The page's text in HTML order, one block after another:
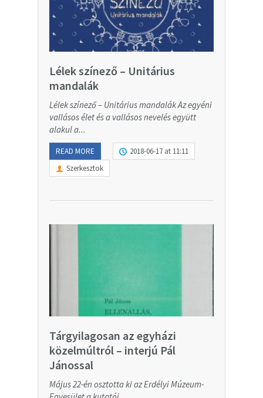
Lélek színező – Unitárius
mandalák
Lélek színező – Unitárius mandalák Az egyéni
vallásos élet és a vallásos nevelés együtt
alakul a...
READ MORE
2018-06-17 at 11:11
Szerkesztok
Tárgyilagosan az egyházi
közelmúltról – interjú Pál
Jánossal
Május 22-én osztotta ki az Erdélyi Múzeum-